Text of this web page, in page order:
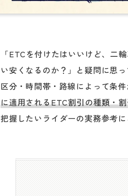
「ETCを付けたはいいけど、二
い安くなるのか？」と疑問に思
区分・時間帯・路線によって条
に適用されるETC割引の種類・
把握したいライダーの実務参考に